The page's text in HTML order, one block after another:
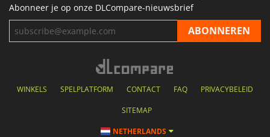
Abonneer je op onze DLCompare-nieuwsbrief
WINKELS SPELPLATFORM CONTACT FAQ PRIVACYBELEID
SITEMAP
NETHERLANDS